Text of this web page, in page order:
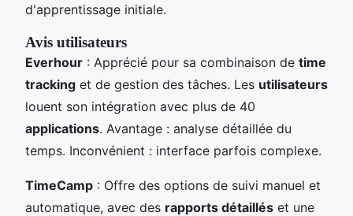
d'apprentissage initiale.
Avis utilisateurs
Everhour : Apprécié pour sa combinaison de time
tracking et de gestion des tâches. Les utilisateurs
louent son intégration avec plus de 40
applications. Avantage : analyse détaillée du
temps. Inconvénient : interface parfois complexe.
TimeCamp : Offre des options de suivi manuel et
automatique, avec des rapports détaillés et une